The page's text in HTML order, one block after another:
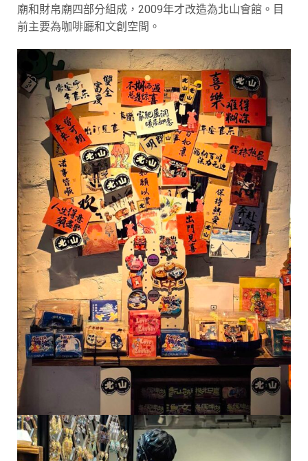
廟和財帛廟四部分組成，2009年才改造為北山會館。目
前主要為咖啡廳和文創空間。